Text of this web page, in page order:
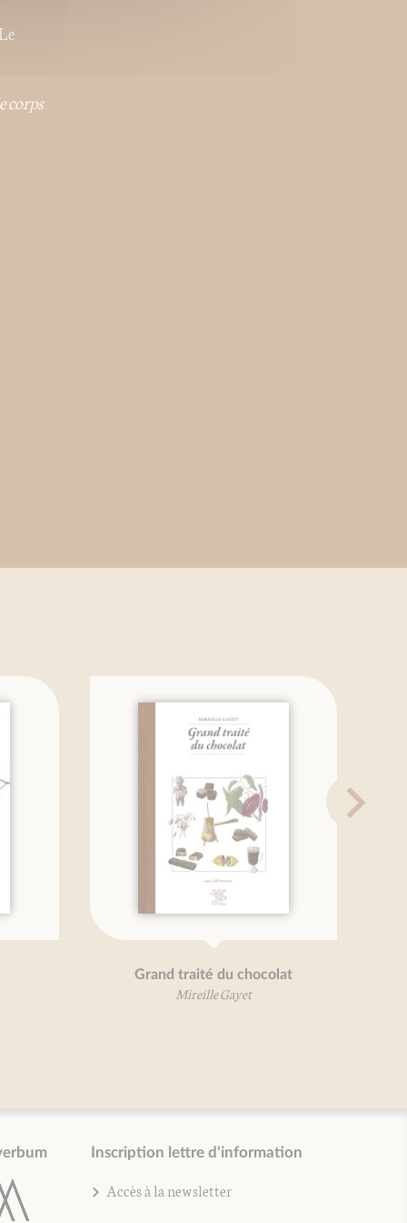
corps
Grand traité des cucurbitacées
Mireille Gayet
Inscription lettre d'information
Accès à la newsletter